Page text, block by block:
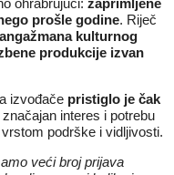
ohrabrujući: zaprimljene
prošle godine. Riječ
kulturnog
produkcije izvan
izvođače pristiglo je čak
interes i potrebu
podrške i vidljivosti.
veći broj prijava